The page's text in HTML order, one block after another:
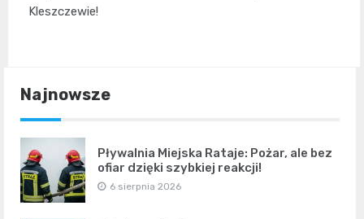
Kleszczewie!
Najnowsze
Pływalnia Miejska Rataje: Pożar, ale bez
ofiar dzięki szybkiej reakcji!
6 sierpnia 2026